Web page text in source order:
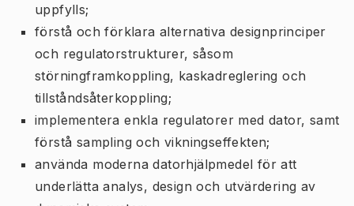
uppfylls;
förstå och förklara alternativa designprinciper
och regulatorstrukturer, såsom
störningframkoppling, kaskadreglering och
tillståndsåterkoppling;
implementera enkla regulatorer med dator, samt
förstå sampling och vikningseffekten;
använda moderna datorhjälpmedel för att
underlätta analys, design och utvärdering av